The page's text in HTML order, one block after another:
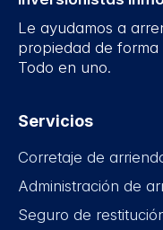
Le ayudamos a
propiedad de
Todo en uno.
Servicios
Corretaje de
Administración de
Seguro de